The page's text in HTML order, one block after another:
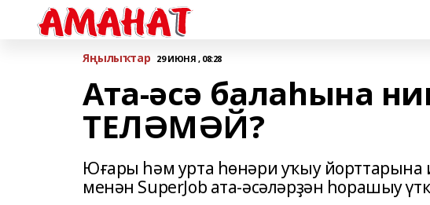
Яңылыҡтар 29 ИЮНЯ , 08:28
Ата-әсә балаһына
ТЕЛӘМӘЙ?
Юғары һәм урта һөнәри уҡыу йорттарына
менән SuperJob ата-әсәләрҙән һорашыу